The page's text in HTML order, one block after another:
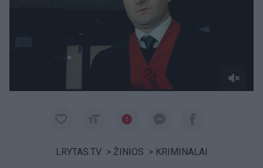
LRYTAS.TV > ŽINIOS > KRIMINALAI